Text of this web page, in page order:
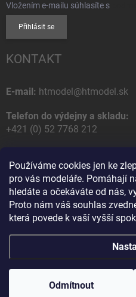
Používáme cookies jen ke
pro vás modeláře. Pomáhají
hledáte a očekáváte od nás,
Proto nám váš souhlas
která povede k vaší vyšší
Odmítnout
Vložením e-mailu súhlasíte s
Přihlásit se
KONTAKT
E-mail: htmodel@htmodel.sk
Telefon do výdejny a skladu:
+421 (0) 52 7768 212
HT model
Na letisko 49
058 01 Poprad
Slovenská Republika
Copyright 2026HT model.